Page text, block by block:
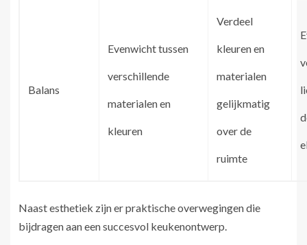
Balans
Evenwicht tussen
verschillende
materialen en
kleuren
Verdeel
kleuren en
materialen
gelijkmatig
over de
ruimte
Naast esthetiek zijn er praktische overwegingen die
bijdragen aan een succesvol keukenontwerp.